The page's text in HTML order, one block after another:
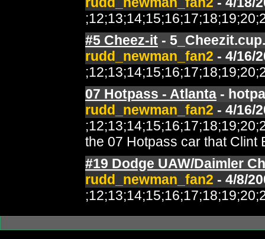
#5 Cheez-it -
rudd_newman_fan2 - 4/16/
07 Hotpass - Atlanta -
rudd_newman_fan2 - 4/16/
the 07 Hotpass car that Clint
#19 Dodge UAW/Daimler
rudd_newman_fan2 - 4/8/